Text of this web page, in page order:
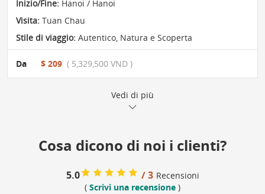
Inizio/Fine: Hanoi / Hanoi
Visita: Tuan Chau
Stile di viaggio: Autentico, Natura e Scoperta
Da $ 209 ( 5,329,500 VND )
Vedi di più
Cosa dicono di noi i clienti?
5.0 / 3 Recensioni
( Scrivi una recensione )